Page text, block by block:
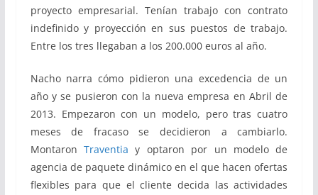
proyecto empresarial. Tenían trabajo con contrato
indefinido y proyección en sus puestos de trabajo.
Entre los tres llegaban a los 200.000 euros al año.
Nacho narra cómo pidieron una excedencia de un
año y se pusieron con la nueva empresa en Abril de
2013. Empezaron con un modelo, pero tras cuatro
meses de fracaso se decidieron a cambiarlo.
MontaronTraventia y optaron por un modelo de
agencia de paquete dinámico en el que hacen ofertas
flexibles para que el cliente decida las actividades